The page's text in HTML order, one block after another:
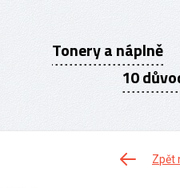
Tonery a náplně
10
Zpět